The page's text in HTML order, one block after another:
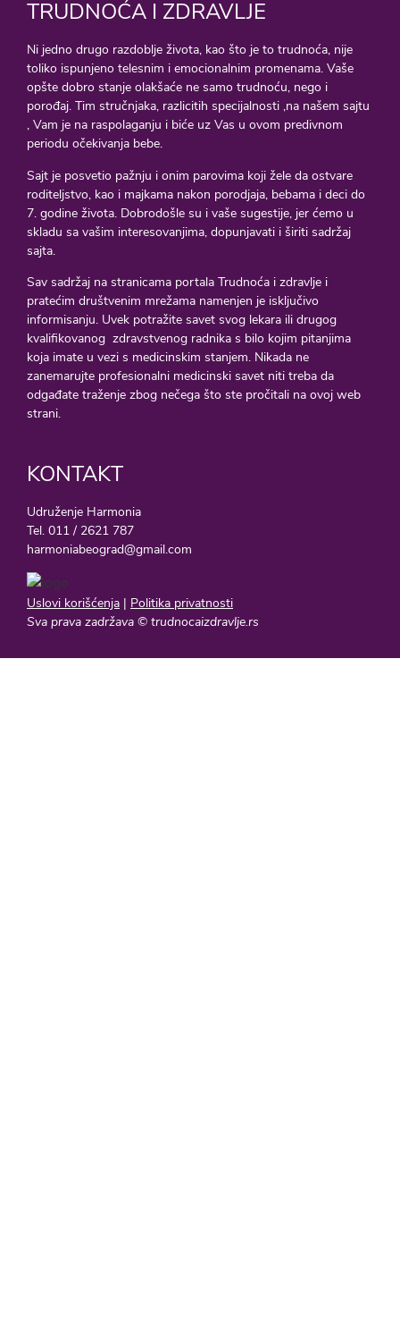
TRUDNOĆA I ZDRAVLJE
Ni jedno drugo razdoblje života, kao što je to trudnoća, nije
toliko ispunjeno telesnim i emocionalnim promenama. Vaše
opšte dobro stanje olakšaće ne samo trudnoću, nego i
porođaj. Tim stručnjaka, razlicitih specijalnosti ,na našem sajtu
, Vam je na raspolaganju i biće uz Vas u ovom predivnom
periodu očekivanja bebe.
Sajt je posvetio pažnju i onim parovima koji žele da ostvare
roditeljstvo, kao i majkama nakon porodjaja, bebama i deci do
7. godine života. Dobrodošle su i vaše sugestije, jer ćemo u
skladu sa vašim interesovanjima, dopunjavati i širiti sadržaj
sajta.
Sav sadržaj na stranicama portala Trudnoća i zdravlje i
pratećim društvenim mrežama namenjen je isključivo
informisanju. Uvek potražite savet svog lekara ili drugog
kvalifikovanog zdravstvenog radnika s bilo kojim pitanjima
koja imate u vezi s medicinskim stanjem. Nikada ne
zanemarujte profesionalni medicinski savet niti treba da
odgađate traženje zbog nečega što ste pročitali na ovoj web
strani.
KONTAKT
Udruženje Harmonia
Tel. 011 / 2621 787
harmoniabeograd@gmail.com
Uslovi korišćenja | Politika privatnosti
Sva prava zadržava © trudnocaizdravlje.rs